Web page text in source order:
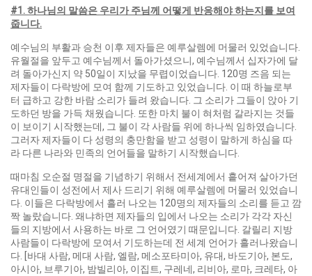
#1.하나님의 말씀은 우리가 주님께 어떻게 반응해야 하는지를 보여
줍니다.
예수님의 부활과 승천 이후 제자들은 예루살렘에 머물러 있었습니다.
유월절을 앞두고 예수님께서 돌아가셨으니, 예수님께서 십자가에 달
려 돌아가신지 약 50일이 지났을 무렵이었습니다. 120명 즈음 되는
제자들이 다락방에 모여 함께 기도하고 있었습니다. 이 때 하늘로부
터 급하고 강한 바람 소리가 들려 왔습니다. 그 소리가 그들이 앉아 기
도하던 방을 가득 채웠습니다. 또한 마치 불이 혀처럼 갈라지는 것들
이 보이기 시작했는데, 그 불이 각 사람들 위에 하나씩 임하였습니다.
그러자 제자들이 다 성령의 충만함을 받고 성령이 말하게 하심을 따
라 다른 나라와 민족의 언어들을 말하기 시작했습니다.
때마침 오순절 명절을 기념하기 위해서 전세계에서 흩어져 살아가던
유대인들이 성전에서 제사 드리기 위해 예루살렘에 머물러 있었습니
다. 이들은 다락방에서 흘러 나오는 120명의 제자들의 소리를 듣고 깜
짝 놀랐습니다. 왜냐하면 제자들의 입에서 나오는 소리가 각각 자신
들의 지방에서 사용하는 바로 그 언어였기 때문입니다. 갈릴리 지방
사람들이 다락방에 모여서 기도하는데 전 세계 언어가 흘러나왔습니
다. [바대 사람, 메대 사람, 엘람, 메소포타미아, 유대, 바도기아, 본도,
아시아, 브루기아, 밤빌리아, 이집트, 구레네, 리비아, 로마, 크레타, 아